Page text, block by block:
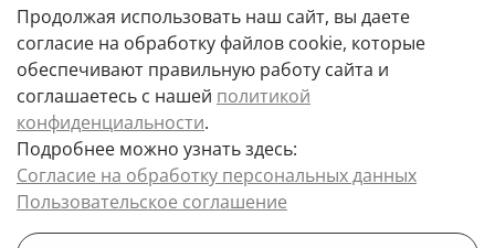
Пользовательское соглашение
Цены товаров и их количество, а так же комплектация и цвета носят
информационный характер.
Точную стоимость и наличие товара, уточняйте у менеджера.
Продолжая использовать наш сайт, вы даете
согласие на обработку файлов cookie, которые
обеспечивают правильную работу сайта и
соглашаетесь с нашей политикой
конфиденциальности.
Подробнее можно узнать здесь:
Согласие на обработку персональных данных
Пользовательское соглашение